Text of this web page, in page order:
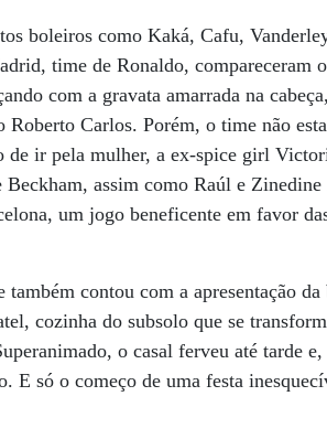
boleiros como Kaká, Cafu,
time de Ronaldo, compareceram
com a gravata amarrada na
Roberto Carlos. Porém, o time não
de ir pela mulher, a ex-spice girl
Beckham, assim como Raúl e
um jogo beneficente em favor
contou com a apresentação
cozinha do subsolo que se
o casal ferveu até tarde
E só o começo de uma festa